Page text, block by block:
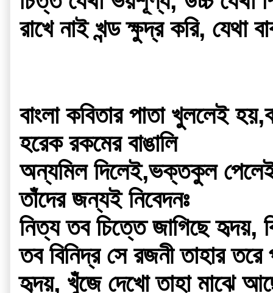
রাখে নাই খন্ড ক্ষুদ্র করি, যেথা
বাংলা কবিতার পাতা খুললেই
হরেক রকমের বাঙালি
অন্যমিল দিলেই,ভক্তকুল
তাঁদের জন্যই নিবেদনঃ
নিত্য তব চিত্তে জাগিছে হৃদয়,
তব বিনিদ্র সে রজনী তাহার
হৃদয়, খুঁজে দেখো তাহা মাঝে